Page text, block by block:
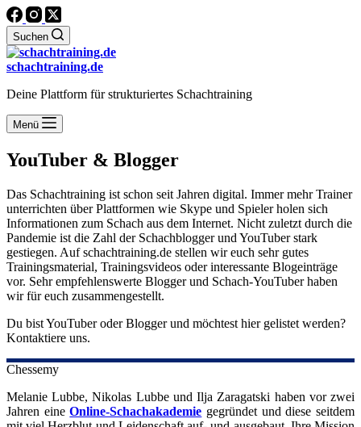
Suchen
schachtraining.de
Deine Plattform für strukturiertes Schachtraining
Menü
YouTuber & Blogger
Das Schachtraining ist schon seit Jahren digital. Immer mehr Trainer
unterrichten über Plattformen wie Skype und Spieler holen sich
Informationen zum Schach aus dem Internet. Nicht zuletzt durch die
Pandemie ist die Zahl der Schachblogger und YouTuber stark
gestiegen. Auf schachtraining.de stellen wir euch sehr gutes
Trainingsmaterial, Trainingsvideos oder interessante Blogeinträge
vor. Sehr empfehlenswerte Blogger und Schach-YouTuber haben
wir für euch zusammengestellt.
Du bist YouTuber oder Blogger und möchtest hier gelistet werden?
Kontaktiere uns.
Chessemy
Melanie Lubbe, Nikolas Lubbe und Ilja Zaragatski haben vor zwei
Jahren eineOnline-Schachakademie gegründet und diese seitdem